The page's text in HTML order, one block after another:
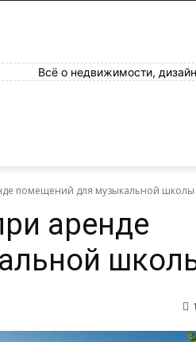
Всё о недвижимости,
помещений для музыкальной школы
аренде